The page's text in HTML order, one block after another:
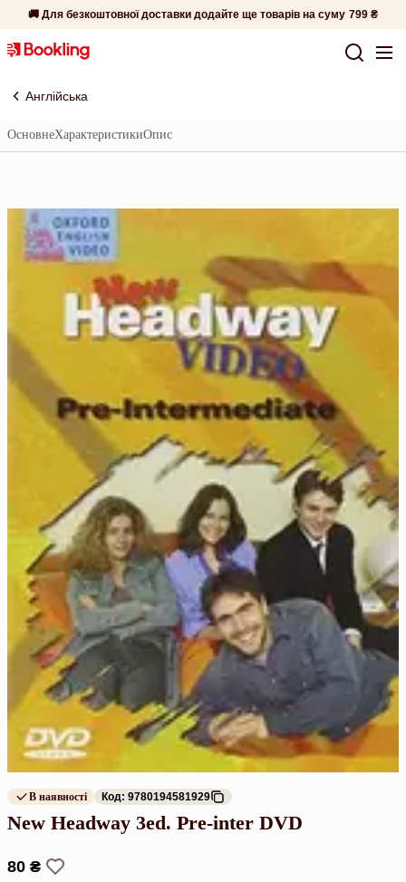
🚚 Для безкоштовної доставки додайте ще товарів на суму 799 ₴
Англійська
ОсновнеХарактеристикиОпис
В наявності Код: 9780194581929
New Headway 3ed. Pre-inter DVD
80 ₴